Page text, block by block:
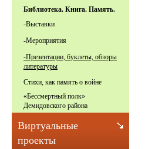
Библиотека. Книга. Память.
-Выставки
-Мероприятия
-Презентации, буклеты, обзоры
литературы
Стихи, как память о войне
«Бессмертный полк»
Демидовского района
Виртуальные
проекты